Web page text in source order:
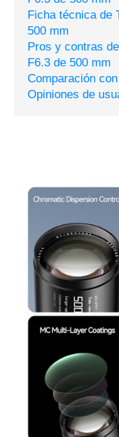
Ficha técnica de
500 mm
Pros y contras
F6.3 de 500 mm
Comparación
Opiniones de